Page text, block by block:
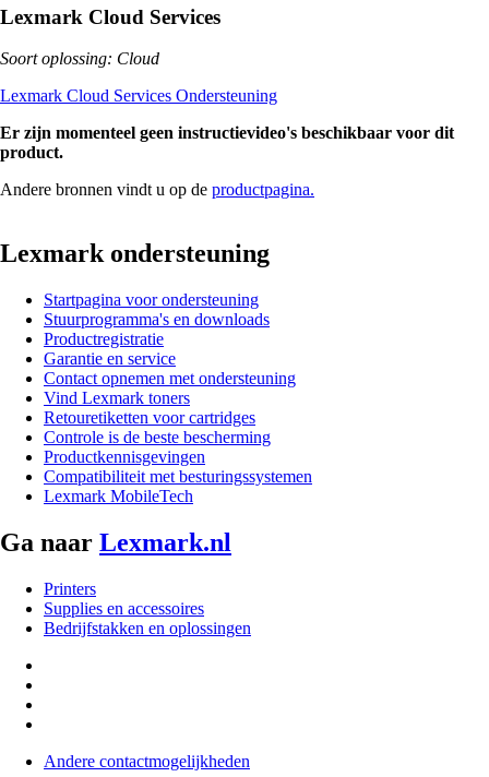
Lexmark Cloud Services
Soort oplossing: Cloud
Lexmark Cloud Services Ondersteuning
Er zijn momenteel geen instructievideo's beschikbaar voor dit
product.
Andere bronnen vindt u op de productpagina.
Lexmark ondersteuning
Startpagina voor ondersteuning
Stuurprogramma's en downloads
Productregistratie
Garantie en service
Contact opnemen met ondersteuning
Vind Lexmark toners
Retouretiketten voor cartridges
Controle is de beste bescherming
Productkennisgevingen
Compatibiliteit met besturingssystemen
Lexmark MobileTech
Ga naar Lexmark.nl
Printers
Supplies en accessoires
Bedrijfstakken en oplossingen
Andere contactmogelijkheden